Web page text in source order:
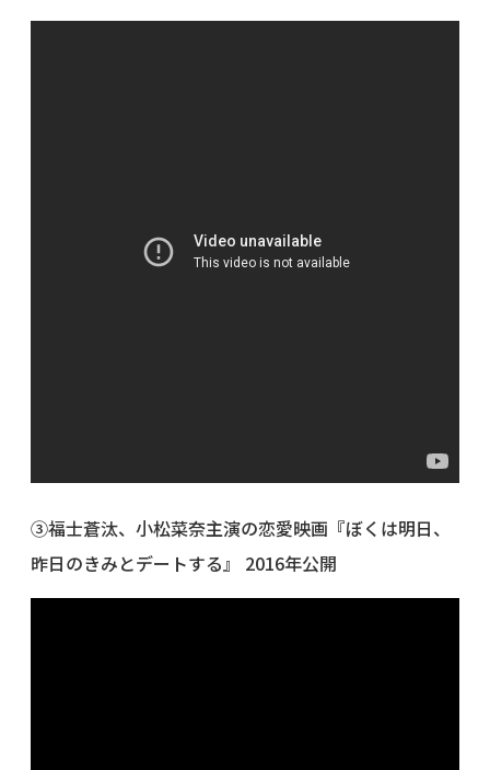
③福士蒼汰、小松菜奈主演の恋愛映画『ぼくは明日、
昨日のきみとデートする』 2016年公開